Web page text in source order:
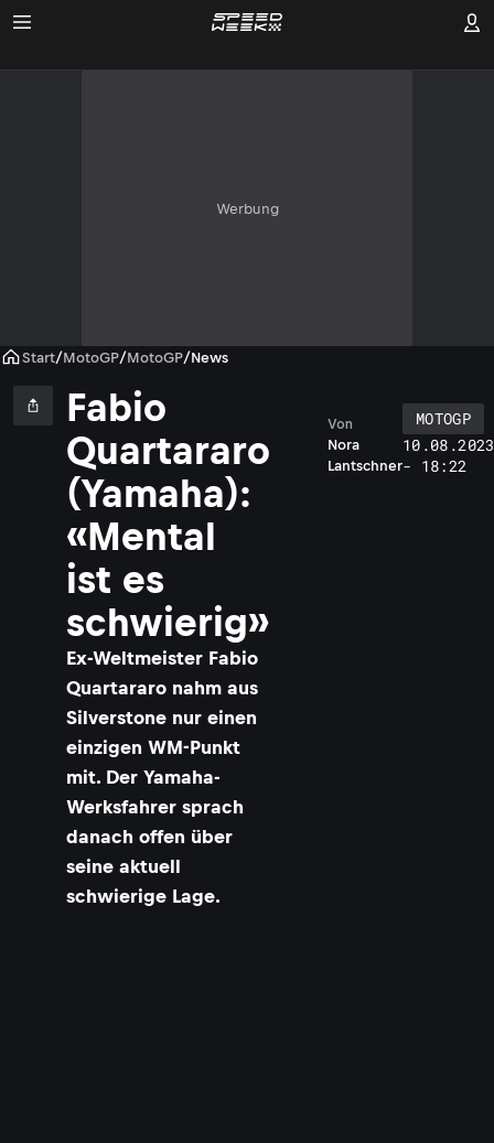
Werbung
Start/MotoGP/MotoGP/News
Fabio
Quartararo
(Yamaha):
«Mental
ist es
schwierig»
Ex-Weltmeister Fabio
Quartararo nahm aus
Silverstone nur einen
einzigen WM-Punkt
mit. Der Yamaha-
Werksfahrer sprach
danach offen über
seine aktuell
schwierige Lage.
Nora
Lantschner
Von
MOTOGP
10.08.2023
- 18:22